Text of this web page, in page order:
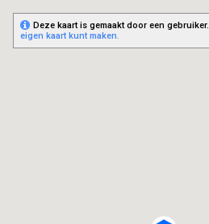
Deze kaart is gemaakt door een gebruiker.
eigen kaart kunt maken.